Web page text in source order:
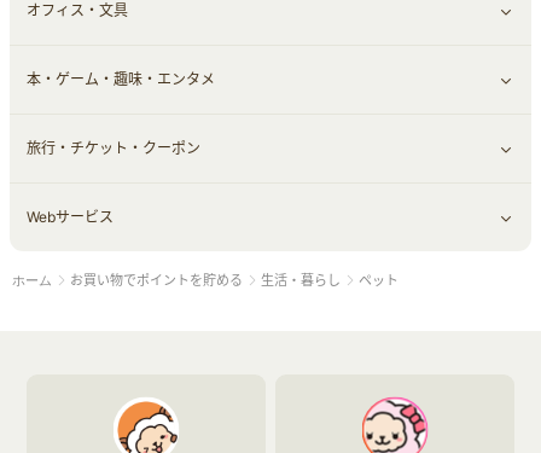
不動産
引越し
エコ・エネルギー
車情報・カーシェア・レンタル
中古車
お役立ち
ギフト・贈答品
すべて見る
習い事・学習・学校
仕事・転職
オフィス・文具
すべて見る
オフィス・文具
本・ゲーム・趣味・エンタメ
すべて見る
ゲーム・趣味
音楽・シネマ・エンタメ
旅行・チケット・クーポン
すべて見る
旅行・レジャー・航空券・宿泊
Webサービス
すべて見る
ホーム お買い物でポイントを貯める 生活・暮らし ペット